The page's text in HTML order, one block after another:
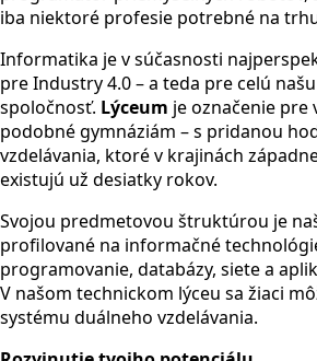
iba niektoré profesie potrebné na trhu
Informatika je v súčasnosti
pre Industry 4.0 – a teda pre celú našu
spoločnosť. Lýceum je označenie pre
podobné gymnáziám – s pridanou
vzdelávania, ktoré v krajinách
existujú už desiatky rokov.
Svojou predmetovou štruktúrou je
profilované na informačné
programovanie, databázy, siete a
V našom technickom lýceu sa žiaci
systému duálneho vzdelávania.